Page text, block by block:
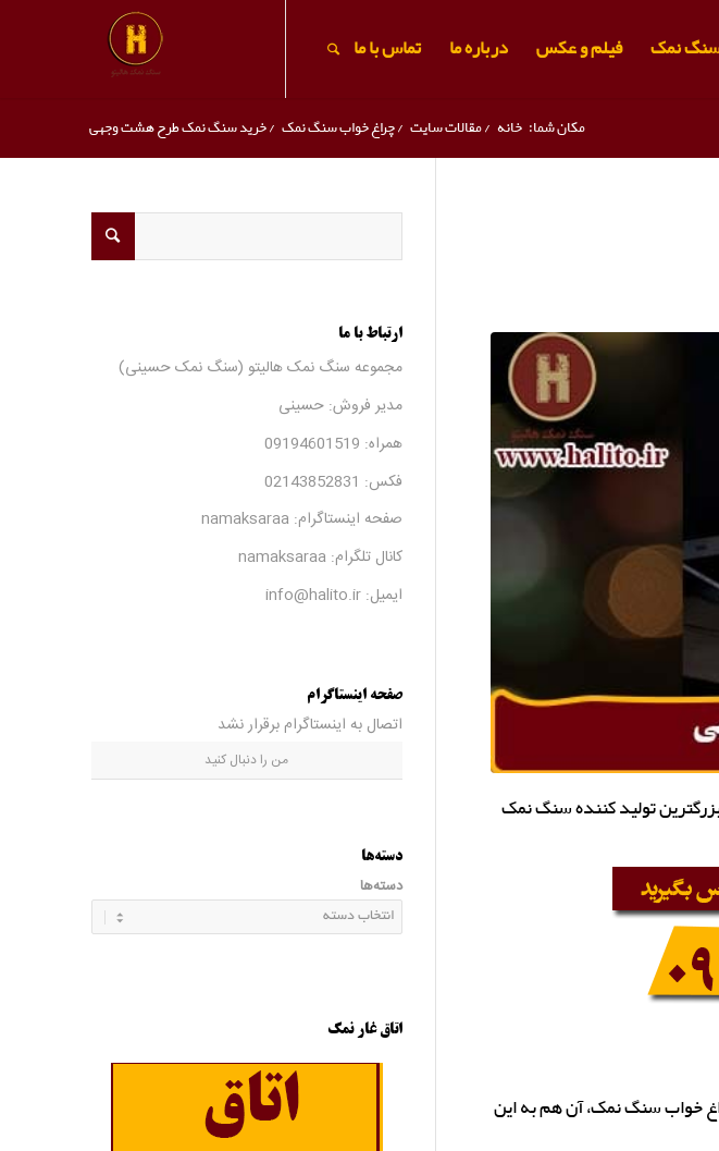
نمک فیلم و عکس درباره ما تماس با ما
مکان شما: خانه /مقالات سایت /چراغ خواب سنگ نمک /خرید سنگ نمک طرح هشت وجهی
تولید کننده سنگ نمک
خواب سنگ نمک، آن هم به این
ارتباط با ما
مجموعه سنگ نمک هالیتو (سنگ نمک حسینی)
مدیر فروش: حسینی
همراه: 09194601519
فکس: 02143852831
صفحه اینستاگرام: namaksaraa
کانال تلگرام: namaksaraa
ایمیل: info@halito.ir
صفحه اینستاگرام
اتصال به اینستاگرام برقرار نشد
من را دنبال کنید
دسته‌ها
دسته‌ها
اتاق غار نمک